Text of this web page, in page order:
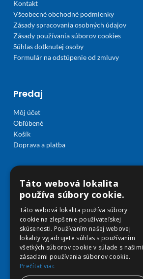
Kontakt
Všeobecné obchodné podmienky
Zásady spracovania osobných údajov
Zásady používania súborov cookies
Súhlas dotknutej osoby
Formulár na odstúpenie od zmluvy
Predaj
Môj účet
Obľúbené
Košík
Doprava a platba
Táto webová lokalita
používa súbory cookie.
Táto webová lokalita používa súbory
cookie na zlepšenie používateľskej
skúsenosti. Používaním našej webovej
lokality vyjadrujete súhlas s používaním
všetkých súborov cookie v súlade s našimi
zásadami používania súborov cookie.
Prečítať viac